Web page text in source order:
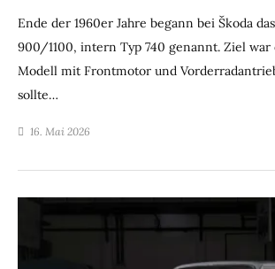
Ende der 1960er Jahre begann bei Škoda
900/1100, intern Typ 740 genannt. Ziel war
Modell mit Frontmotor und
sollte…
16. Mai 2026